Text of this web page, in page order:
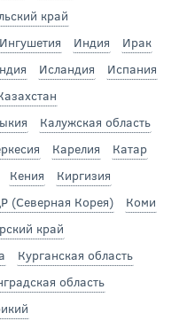
край
Ингушетия Индия
Ирак
Исландия
Испания
Калужская область
Карелия
Катар
Кения
Киргизия
(Северная Корея)
Коми
край
Курганская область
область